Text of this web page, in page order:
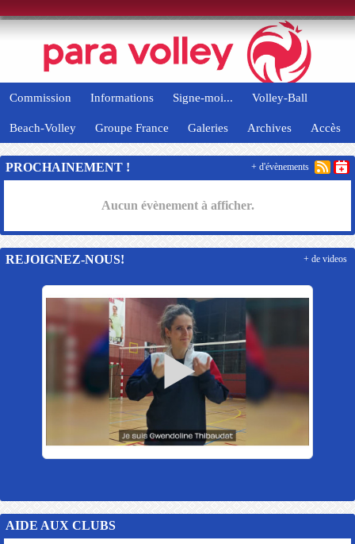
Commission Informations Signe-moi... Volley-Ball
Beach-Volley Groupe France Galeries Archives Accès
PROCHAINEMENT !
Aucun évènement à afficher.
+ d'évènements
REJOIGNEZ-NOUS! + de videos
AIDE AUX CLUBS